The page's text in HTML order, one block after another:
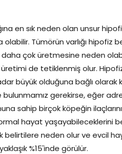
en sık neden olan unsur
Tümörün varlığı hipofiz
daha çok üretmesine neden
de tetiklenmiş olur.
büyük olduğuna bağlı
gerekirse, eğer
sahip birçok köpeğin
hayat yaşayabileceklerini
belirtilere neden olur ve evcil
%15'inde görülür.